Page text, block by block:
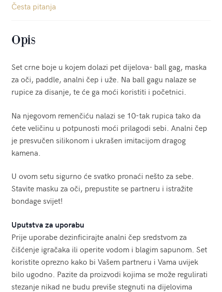
Česta pitanja
Opis
Set crne boje u kojem dolazi pet dijelova- ball gag, maska
za oči, paddle, analni čep i uže. Na ball gagu nalaze se
rupice za disanje, te će ga moći koristiti i početnici.
Na njegovom remenčiću nalazi se 10-tak rupica tako da
ćete veličinu u potpunosti moći prilagodi sebi. Analni čep
je presvučen silikonom i ukrašen imitacijom dragog
kamena.
U ovom setu sigurno će svatko pronaći nešto za sebe.
Stavite masku za oči, prepustite se partneru i istražite
bondage svijet!
Uputstva za uporabu
Prije uporabe dezinficirajte analni čep sredstvom za
čišćenje igračaka ili operite vodom i blagim sapunom. Set
koristite oprezno kako bi Vašem partneru i Vama uvijek
bilo ugodno. Pazite da proizvodi kojima se može regulirati
stezanje nikad ne budu previše stegnuti na dijelovima